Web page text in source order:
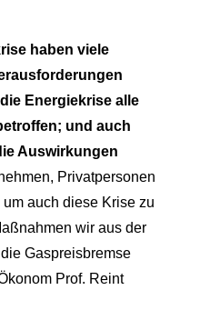
haben viele
Energiekrise alle
und auch
Auswirkungen
Privatpersonen
auch diese Krise zu
wir aus der
Gaspreisbremse
Prof. Reint